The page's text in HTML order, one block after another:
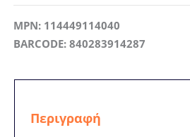
MPN: 114449114040
BARCODE: 840283914287
Περιγραφή